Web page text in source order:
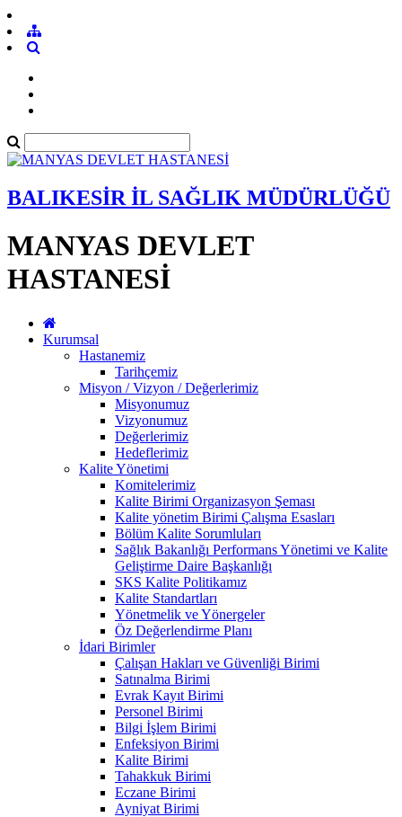
BALIKESİR İL SAĞLIK MÜDÜRLÜĞÜ
MANYAS DEVLET
HASTANESİ
Kurumsal
Hastanemiz
Tarihçemiz
Misyon / Vizyon / Değerlerimiz
Misyonumuz
Vizyonumuz
Değerlerimiz
Hedeflerimiz
Kalite Yönetimi
Komitelerimiz
Kalite Birimi Organizasyon Şeması
Kalite yönetim Birimi Çalışma Esasları
Bölüm Kalite Sorumluları
Sağlık Bakanlığı Performans Yönetimi ve Kalite
Geliştirme Daire Başkanlığı
SKS Kalite Politikamız
Kalite Standartları
Yönetmelik ve Yönergeler
Öz Değerlendirme Planı
İdari Birimler
Çalışan Hakları ve Güvenliği Birimi
Satınalma Birimi
Evrak Kayıt Birimi
Personel Birimi
Bilgi İşlem Birimi
Enfeksiyon Birimi
Kalite Birimi
Tahakkuk Birimi
Eczane Birimi
Ayniyat Birimi